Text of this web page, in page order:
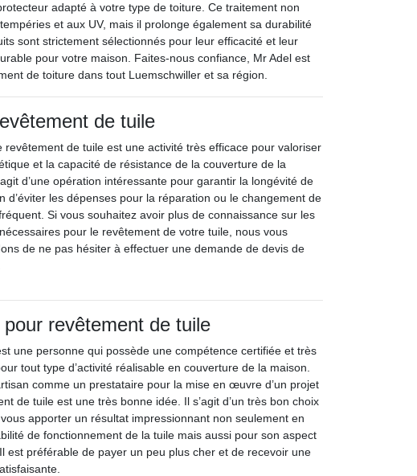
adapté à votre type de toiture. Ce traitement non
et aux UV, mais il prolonge également sa durabilité
sont strictement sélectionnés pour leur efficacité et leur
pour votre maison. Faites-nous confiance, Mr Adel est
de toiture dans tout Luemschwiller et sa région.
de tuile
revêtement de tuile est une activité très efficace pour valoriser
et la capacité de résistance de la couverture de la
d’une opération intéressante pour garantir la longévité de
d’éviter les dépenses pour la réparation ou le changement de
Si vous souhaitez avoir plus de connaissance sur les
pour le revêtement de votre tuile, nous vous
de ne pas hésiter à effectuer une demande de devis de
revêtement de tuile
une personne qui possède une compétence certifiée et très
tout type d’activité réalisable en couverture de la maison.
comme un prestataire pour la mise en œuvre d’un projet
de tuile est une très bonne idée. Il s’agit d’un très bon choix
apporter un résultat impressionnant non seulement en
de fonctionnement de la tuile mais aussi pour son aspect
est préférable de payer un peu plus cher et de recevoir une